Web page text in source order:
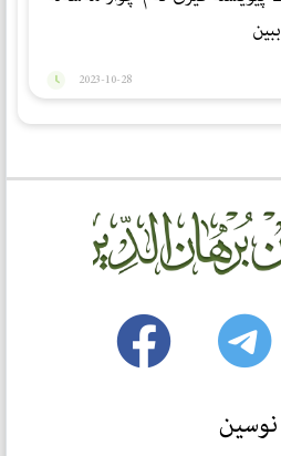
ببین
2023-10-28
نوسین